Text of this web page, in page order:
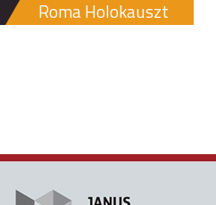
Roma Holokauszt